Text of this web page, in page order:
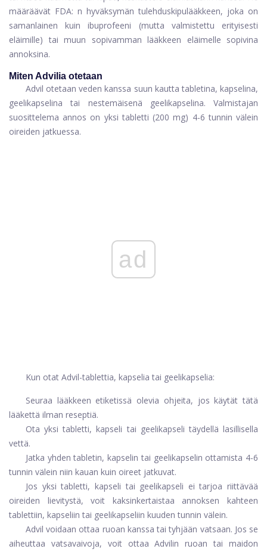
määräävät FDA: n hyväksymän tulehduskipulääkkeen, joka on
samanlainen kuin ibuprofeeni (mutta valmistettu erityisesti
eläimille) tai muun sopivamman lääkkeen eläimelle sopivina
annoksina.
Miten Advilia otetaan
Advil otetaan veden kanssa suun kautta tabletina, kapselina,
geelikapselina tai nestemäisenä geelikapselina. Valmistajan
suosittelema annos on yksi tabletti (200 mg) 4-6 tunnin välein
oireiden jatkuessa.
ad
Kun otat Advil-tablettia, kapselia tai geelikapselia:
Seuraa lääkkeen etiketissä olevia ohjeita, jos käytät tätä
lääkettä ilman reseptiä.
Ota yksi tabletti, kapseli tai geelikapseli täydellä lasillisella
vettä.
Jatka yhden tabletin, kapselin tai geelikapselin ottamista 4-6
tunnin välein niin kauan kuin oireet jatkuvat.
Jos yksi tabletti, kapseli tai geelikapseli ei tarjoa riittävää
oireiden lievitystä, voit kaksinkertaistaa annoksen kahteen
tablettiin, kapseliin tai geelikapseliin kuuden tunnin välein.
Advil voidaan ottaa ruoan kanssa tai tyhjään vatsaan. Jos se
aiheuttaa vatsavaivoja, voit ottaa Advilin ruoan tai maidon